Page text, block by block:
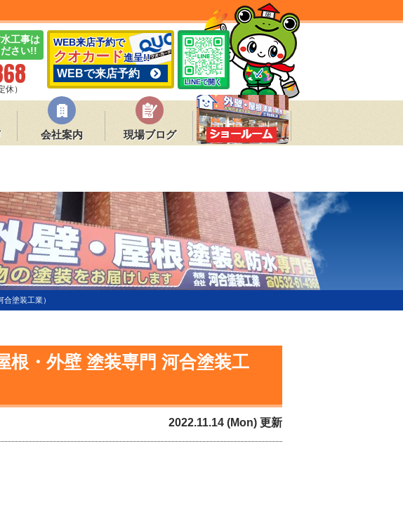
工事は
さい!!
）
WEB来店予約で
クオカード進呈!!
WEBで来店予約
LINEで開く
会社案内 現場ブログ
塗装工業）
根・外壁 塗装専門 河合塗装工
2022.11.14 (Mon) 更新